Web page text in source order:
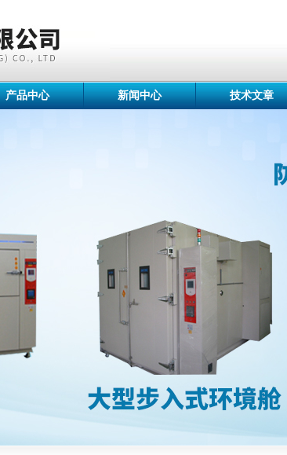
产品中心 新闻中心 技术文章